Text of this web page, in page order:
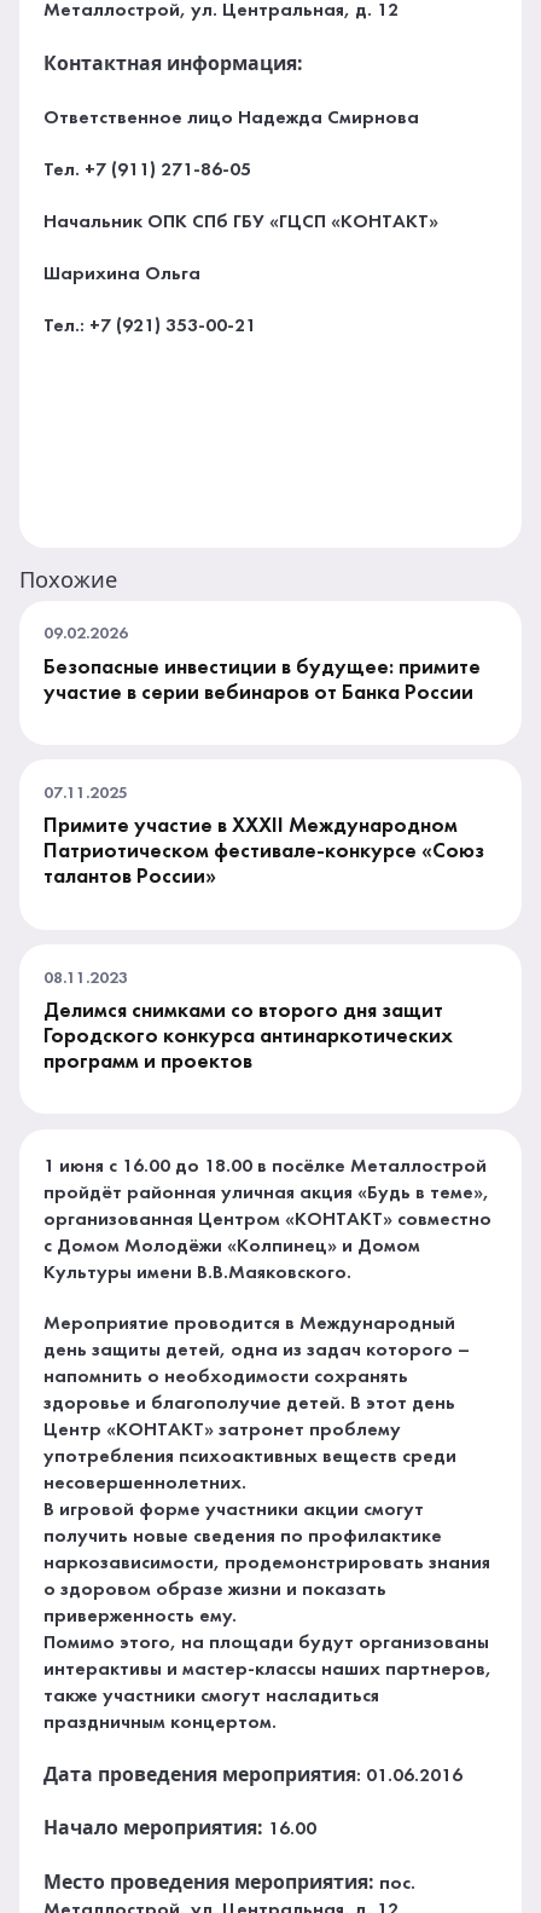
Металлострой, ул. Центральная, д. 12
Контактная информация:
Ответственное лицо Надежда Смирнова
Тел. +7 (911) 271-86-05
Начальник ОПК СПб ГБУ «ГЦСП «КОНТАКТ»
Шарихина Ольга
Тел.: +7 (921) 353-00-21
Похожие
09.02.2026
Безопасные инвестиции в будущее: примите
участие в серии вебинаров от Банка России
07.11.2025
Примите участие в XXXII Международном
Патриотическом фестивале-конкурсе «Союз
талантов России»
08.11.2023
Делимся снимками со второго дня защит
Городского конкурса антинаркотических
программ и проектов
1 июня с 16.00 до 18.00 в посёлке Металлострой
пройдёт районная уличная акция «Будь в теме»,
организованная Центром «КОНТАКТ» совместно
с Домом Молодёжи «Колпинец» и Домом
Культуры имени В.В.Маяковского.
Мероприятие проводится в Международный
день защиты детей, одна из задач которого –
напомнить о необходимости сохранять
здоровье и благополучие детей. В этот день
Центр «КОНТАКТ» затронет проблему
употребления психоактивных веществ среди
несовершеннолетних.
В игровой форме участники акции смогут
получить новые сведения по профилактике
наркозависимости, продемонстрировать знания
о здоровом образе жизни и показать
приверженность ему.
Помимо этого, на площади будут организованы
интерактивы и мастер-классы наших партнеров,
также участники смогут насладиться
праздничным концертом.
Дата проведения мероприятия: 01.06.2016
Начало мероприятия: 16.00
Место проведения мероприятия: пос.